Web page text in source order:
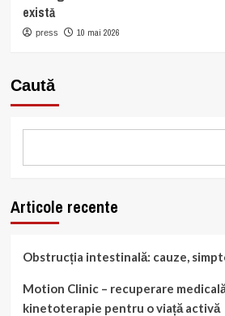
există
press 10 mai 2026
Caută
Articole recente
Obstrucția intestinală: cauze,
Motion Clinic – recuperare
kinetoterapie pentru o viață activă